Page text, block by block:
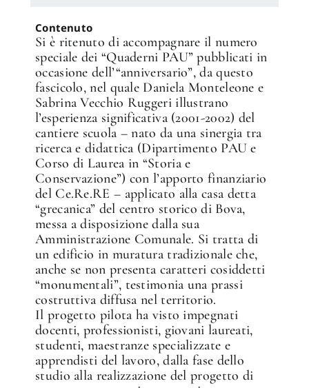
Contenuto
Si è ritenuto di accompagnare il numero
speciale dei “Quaderni PAU” pubblicati in
occasione dell’“anniversario”, da questo
fascicolo, nel quale Daniela Monteleone e
Sabrina Vecchio Ruggeri illustrano
l’esperienza significativa (2001-2002) del
cantiere scuola – nato da una sinergia tra
ricerca e didattica (Dipartimento PAU e
Corso di Laurea in “Storia e
Conservazione”) con l’apporto finanziario
del Ce.Re.RE – applicato alla casa detta
“grecanica” del centro storico di Bova,
messa a disposizione dalla sua
Amministrazione Comunale. Si tratta di
un edificio in muratura tradizionale che,
anche se non presenta caratteri cosiddetti
“monumentali”, testimonia una prassi
costruttiva diffusa nel territorio.
Il progetto pilota ha visto impegnati
docenti, professionisti, giovani laureati,
studenti, maestranze specializzate e
apprendisti del lavoro, dalla fase dello
studio alla realizzazione del progetto di